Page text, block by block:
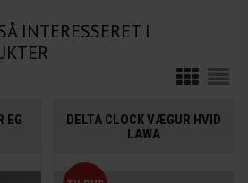
INTERESSERET I
EG
DELTA CLOCK VÆGUR HVID
LAWA